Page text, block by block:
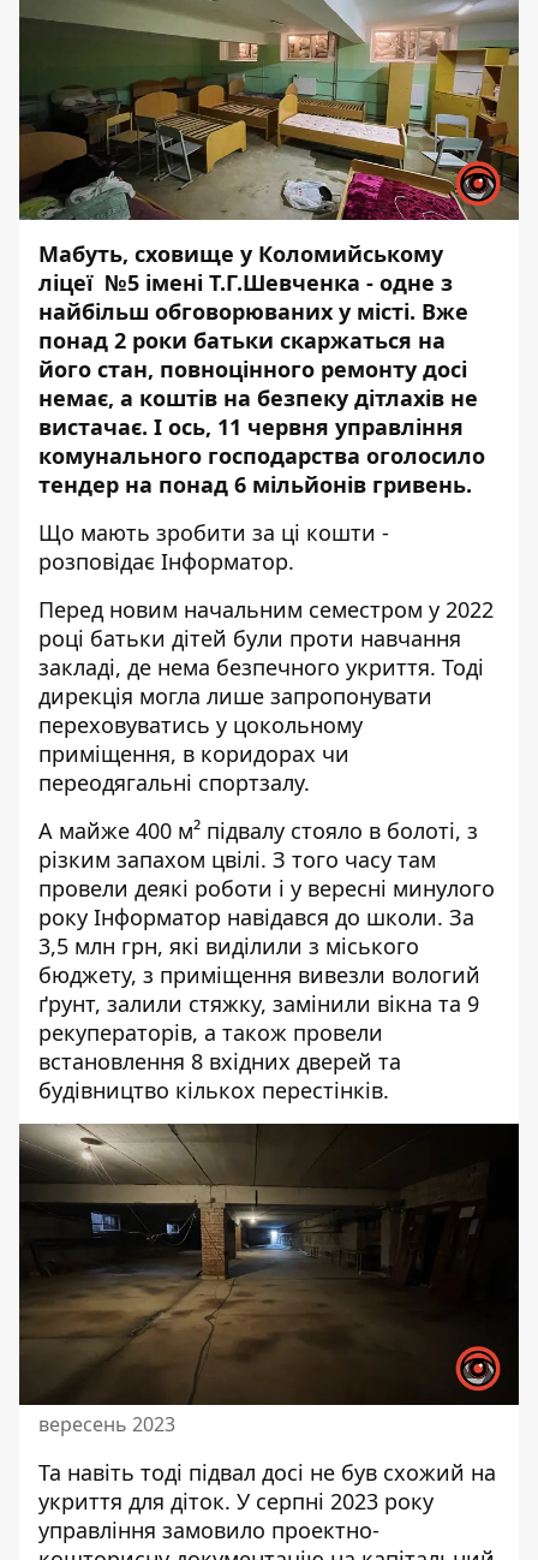
Мабуть, сховище у Коломийському
ліцеї №5 імені Т.Г.Шевченка - одне з
найбільш обговорюваних у місті. Вже
понад 2 роки батьки скаржаться на
його стан, повноцінного ремонту досі
немає, а коштів на безпеку дітлахів не
вистачає. І ось, 11 червня управління
комунального господарства оголосило
тендер на понад 6 мільйонів гривень.
Що мають зробити за ці кошти -
розповідає Інформатор.
Перед новим начальним семестром у 2022
році батьки дітей були проти навчання
закладі, де нема безпечного укриття. Тоді
дирекція могла лише запропонувати
переховуватись у цокольному
приміщення, в коридорах чи
переодягальні спортзалу.
А майже 400 м² підвалу стояло в болоті, з
різким запахом цвілі. З того часу там
провели деякі роботи і у вересні минулого
року Інформатор навідався до школи. За
3,5 млн грн, які виділили з міського
бюджету, з приміщення вивезли вологий
ґрунт, залили стяжку, замінили вікна та 9
рекуператорів, а також провели
встановлення 8 вхідних дверей та
будівництво кількох перестінків.
вересень 2023
Та навіть тоді підвал досі не був схожий на
укриття для діток. У серпні 2023 року
управління замовило проектно-